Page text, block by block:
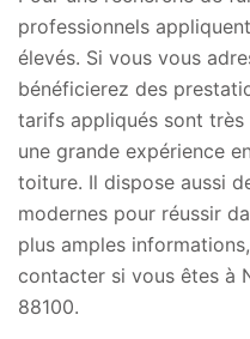
professionnels
élevés. Si vous vous
bénéficierez des
tarifs appliqués sont très
une grande expérience
toiture. Il dispose aussi
modernes pour réussir
plus amples
contacter si vous êtes à
88100.